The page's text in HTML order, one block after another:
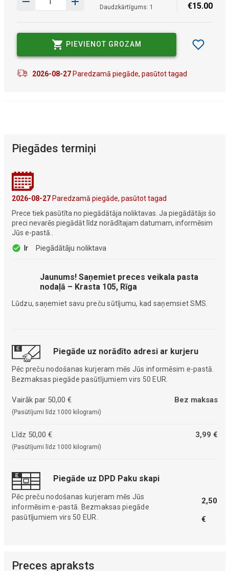
Daudzkārtīgums: 1
€15.00
PIEVIENOT GROZAM
2026-08-27Paredzamā piegāde, pasūtot tagad
Piegādes termiņi
2026-08-27Paredzamā piegāde, pasūtot tagad
Prece tiek pasūtīta no piegādātāja noliktavas. Ja piegādātājs šo
preci nevarēs piegādāt līdz norādītajam datumam, informēsim
Jūs e-pastā..
Ir Piegādātāju noliktava
Jaunums! Saņemiet preces veikala pasta
nodaļā – Krasta 105, Rīga
Lūdzu, saņemiet savu preču sūtījumu, kad saņemsiet SMS.
Piegāde uz norādīto adresi ar kurjeru
Pēc preču nodošanas kurjeram mēs Jūs informēsim e-pastā.
Bezmaksas piegāde pasūtījumiem virs 50 EUR.
Vairāk par 50,00 €
(Pasūtījumi līdz 1000 kilogrami)
Bez maksas
Līdz 50,00 €
(Pasūtījumi līdz 1000 kilogrami)
3,99 €
Piegāde uz DPD Paku skapi
Pēc preču nodošanas kurjeram mēs Jūs
informēsim e-pastā. Bezmaksas piegāde
pasūtījumiem virs 50 EUR.
2,50
€
Preces apraksts